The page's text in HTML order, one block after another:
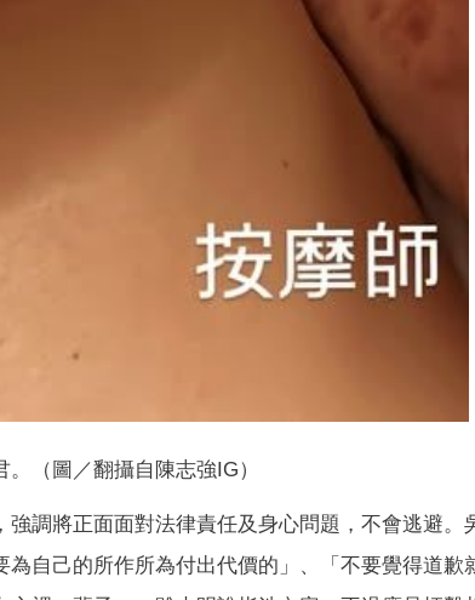
（圖／翻攝自陳志強IG）
調將正面面對法律責任及身心問題，不會逃避。
自己的所作所為付出代價的」、「不要覺得道歉